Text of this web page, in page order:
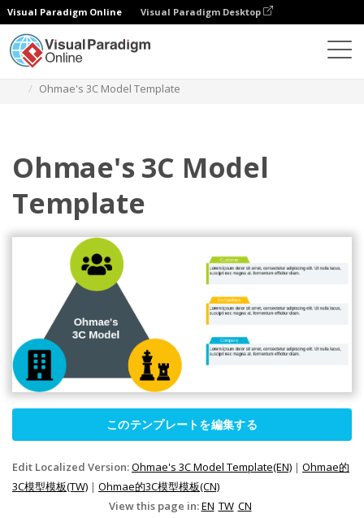
Visual Paradigm Online Visual Paradigm Desktop
Ohmae's 3C Model Template
Ohmae's 3C Model
Template
このテンプレートを編集する
Edit Localized Version:Ohmae's 3C Model Template(EN) | Ohmae的
3C模型模板(TW) | Ohmae的3C模型模板(CN)
View this page in:EN TW CN